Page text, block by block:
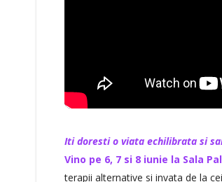
Iti doresti o viata echilibrata si
Vino pe 6, 7 si 8 iunie la Sala
terapii alternative si invata de la